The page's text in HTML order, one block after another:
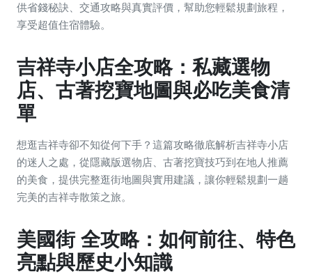
供省錢秘訣、交通攻略與真實評價，幫助您輕鬆規劃旅程，
享受超值住宿體驗。
吉祥寺小店全攻略：私藏選物
店、古著挖寶地圖與必吃美食清
單
想逛吉祥寺卻不知從何下手？這篇攻略徹底解析吉祥寺小店
的迷人之處，從隱藏版選物店、古著挖寶技巧到在地人推薦
的美食，提供完整逛街地圖與實用建議，讓你輕鬆規劃一趟
完美的吉祥寺散策之旅。
美國街 全攻略：如何前往、特色
亮點與歷史小知識